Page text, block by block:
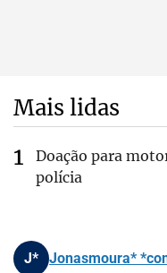
Mais lidas
Doação para
polícia
J* Jonasmoura*